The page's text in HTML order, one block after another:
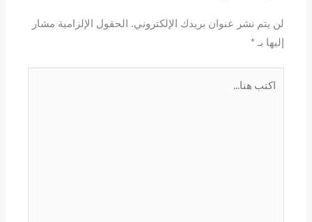
لن يتم نشر عنوان بريدك الإلكتروني. الحقول الإلزامية مشار
إليها بـ*